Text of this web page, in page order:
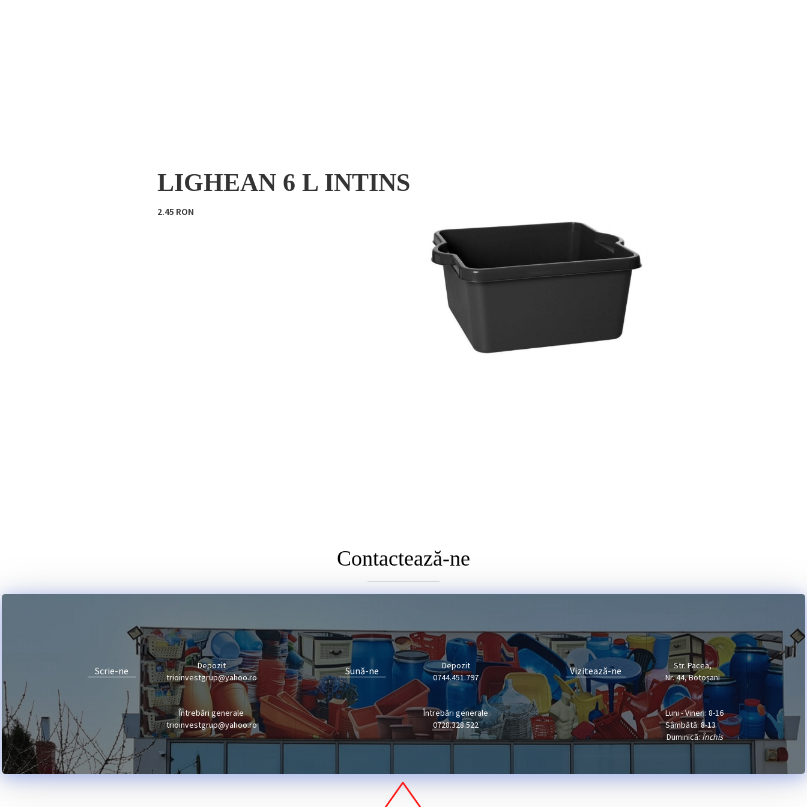
LIGHEAN 6 L INTINS
2.45 RON
Contactează-ne
Scrie-ne
Depozit
trioinvestgrup@yahoo.ro
Întrebări generale
trioinvestgrup@yahoo.ro
Sună-ne
Depozit
0744.451.797
Întrebări generale
0728.328.522
Vizitează-ne
Str. Pacea,
Nr. 44, Botoșani
Luni - Vineri: 8-16
Sâmbătă: 8-13
Duminică:Închis